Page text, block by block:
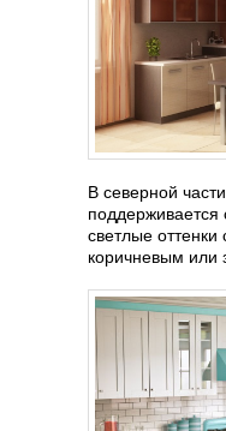
В северной
поддерживается
светлые оттенки
коричневым или